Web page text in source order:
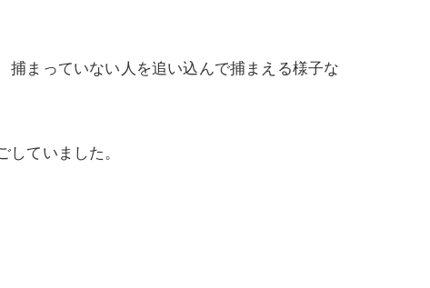
捕まっていない人を追い込んで捕まえる様子な
ていました。